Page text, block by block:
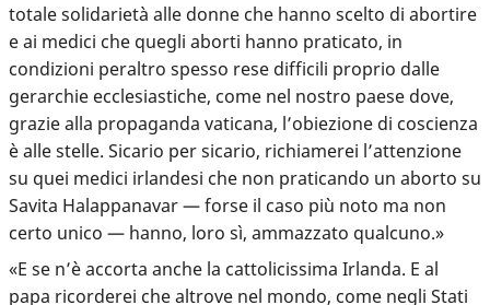
totale solidarietà alle donne che hanno scelto di abortire
e ai medici che quegli aborti hanno praticato, in
condizioni peraltro spesso rese difficili proprio dalle
gerarchie ecclesiastiche, come nel nostro paese dove,
grazie alla propaganda vaticana, l’obiezione di coscienza
è alle stelle. Sicario per sicario, richiamerei l’attenzione
su quei medici irlandesi che non praticando un aborto su
Savita Halappanavar — forse il caso più noto ma non
certo unico — hanno, loro sì, ammazzato qualcuno.»
«E se n’è accorta anche la cattolicissima Irlanda. E al
papa ricorderei che altrove nel mondo, come negli Stati